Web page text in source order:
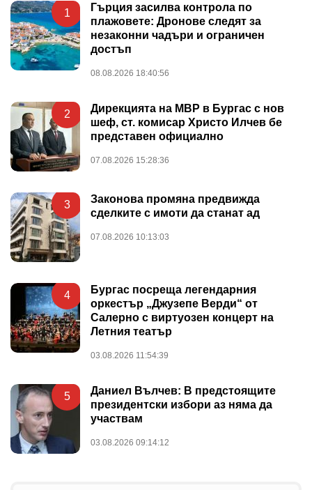
1
Гърция засилва контрола по
плажовете: Дронове следят за
незаконни чадъри и ограничен
достъп
08.08.2026 18:40:56
2
Дирекцията на МВР в Бургас с нов
шеф, ст. комисар Христо Илчев бе
представен официално
07.08.2026 15:28:36
3
Законова промяна предвижда
сделките с имоти да станат ад
07.08.2026 10:13:03
4
Бургас посреща легендарния
оркестър „Джузепе Верди“ от
Салерно с виртуозен концерт на
Летния театър
03.08.2026 11:54:39
5
Даниел Вълчев: В предстоящите
президентски избори аз няма да
участвам
03.08.2026 09:14:12